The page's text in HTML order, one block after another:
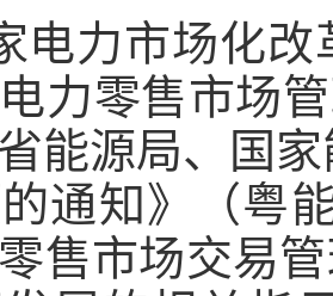
电力市场化
力零售市场
能源局、国
通知》（粤
售市场交易